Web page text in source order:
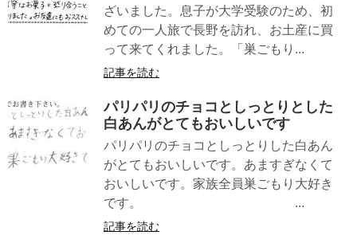
ざいました。息子が大学受験のため、初
めての一人旅で長野を訪れ、お土産に買
って来てくれました。「巣ごもり...
記事を読む
パリパリのチョコとしっとりとした
白あんがとてもおいしいです
パリパリのチョコとしっとりした白あん
がとてもおいしいです。あますぎなくて
おいしいです。家族全員巣ごもり大好き
です。 ...
記事を読む